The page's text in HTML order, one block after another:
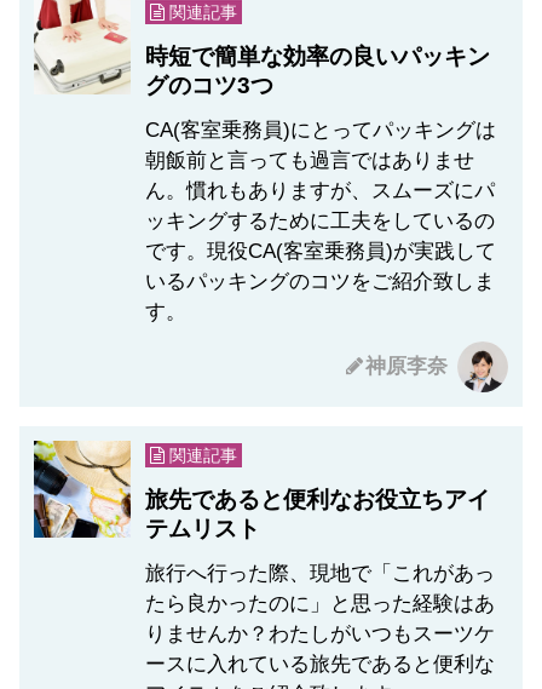
関連記事
時短で簡単な効率の良いパッキン
グのコツ3つ
CA(客室乗務員)にとってパッキングは
朝飯前と言っても過言ではありませ
ん。慣れもありますが、スムーズにパ
ッキングするために工夫をしているの
です。現役CA(客室乗務員)が実践して
いるパッキングのコツをご紹介致しま
す。
神原李奈
関連記事
旅先であると便利なお役立ちアイ
テムリスト
旅行へ行った際、現地で「これがあっ
たら良かったのに」と思った経験はあ
りませんか？わたしがいつもスーツケ
ースに入れている旅先であると便利な